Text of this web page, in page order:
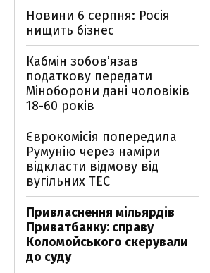
Новини 6 серпня: Росія
нищить бізнес
Кабмін зобовʼязав
податкову передати
Міноборони дані чоловіків
18-60 років
Єврокомісія попередила
Румунію через наміри
відкласти відмову від
вугільних ТЕС
Привласнення мільярдів
Приватбанку: справу
Коломойського скерували
до суду